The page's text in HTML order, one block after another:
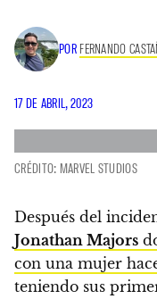
POR FERNANDO
17 DE ABRIL, 2023
CRÉDITO: MARVEL STUDIOS
Después del
Jonathan Majors
con una mujer
teniendo sus